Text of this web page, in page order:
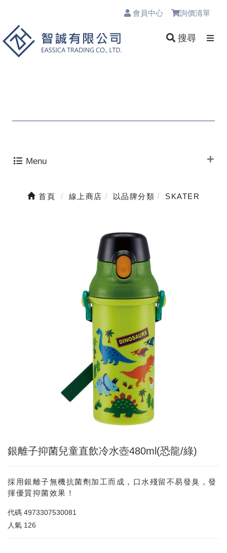
會員中心 詢價清單
搜尋
Menu
首頁 線上商店 以品牌分類 SKATER
銀離子抑菌兒童直飲冷水壺480ml(恐龍/綠)
採用銀離子無機抗菌劑加工而成，口水殘留不易發臭，發
揮優質抑菌效果！
代碼 4973307530081
人氣 126